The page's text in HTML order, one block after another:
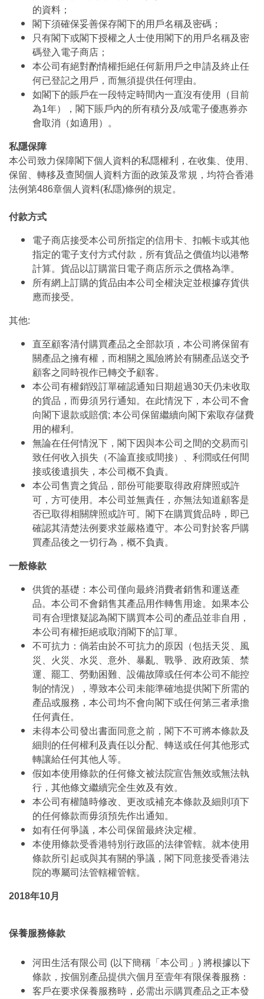
的資料；
閣下須確保妥善保存閣下的用戶名稱及密碼；
只有閣下或閣下授權之人士使用閣下的用戶名稱及密
碼登入電子商店；
本公司有絕對酌情權拒絕任何新用戶之申請及終止任
何已登記之用戶，而無須提供任何理由。
如閣下的賬戶在一段特定時間內一直沒有使用（目前
為1年），閣下賬戶內的所有積分及/或電子優惠券亦
會取消（如適用）。
私隱保障
本公司致力保障閣下個人資料的私隱權利，在收集、使用、
保留、轉移及查閱個人資料方面的政策及常規，均符合香港
法例第486章個人資料(私隱)條例的規定。
付款方式
電子商店接受本公司所指定的信用卡、扣帳卡或其他
指定的電子支付方式付款，所有貨品之價值均以港幣
計算。貨品以訂購當日電子商店所示之價格為準。
所有網上訂購的貨品由本公司全權決定並根據存貨供
應而接受。
其他:
直至顧客清付購買產品之全部款項，本公司將保留有
關產品之擁有權，而相關之風險將於有關產品送交予
顧客之同時視作已轉交予顧客。
本公司有權銷毀訂單確認通知日期超過30天仍未收取
的貨品，而毋須另行通知。在此情況下，本公司不會
向閣下退款或賠償; 本公司保留繼續向閣下索取存儲費
用的權利。
無論在任何情況下，閣下因與本公司之間的交易而引
致任何收入損失（不論直接或間接）、利潤或任何間
接或後遺損失，本公司概不負責。
本公司售賣之貨品，部份可能要取得政府牌照或許
可，方可使用。本公司並無責任，亦無法知道顧客是
否已取得相關牌照或許可。閣下在購買貨品時，即已
確認其清楚法例要求並嚴格遵守。本公司對於客戶購
買產品後之一切行為，概不負責。
一般條款
供貨的基礎：本公司僅向最終消費者銷售和運送產
品。本公司不會銷售其產品用作轉售用途。如果本公
司有合理懷疑認為閣下購買本公司的產品並非自用，
本公司有權拒絕或取消閣下的訂單。
不可抗力：倘若由於不可抗力的原因（包括天災、風
災、火災、水災、意外、暴亂、戰爭、政府政策、禁
運、罷工、勞動困難、設備故障或任何本公司不能控
制的情況），導致本公司未能準確地提供閣下所需的
產品或服務，本公司均不會向閣下或任何第三者承擔
任何責任。
未得本公司發出書面同意之前，閣下不可將本條款及
細則的任何權利及責任以分配、轉送或任何其他形式
轉讓給任何其他人等。
假如本使用條款的任何條文被法院宣告無效或無法執
行，其他條文繼續完全生效及有效。
本公司有權隨時修改、更改或補充本條款及細則項下
的任何條款而毋須預先作出通知。
如有任何爭議，本公司保留最終決定權。
本使用條款受香港特別行政區的法律管轄。就本使用
條款所引起或與其有關的爭議，閣下同意接受香港法
院的專屬司法管轄權管轄。
2018年10月
保養服務條款
河田生活有限公司 (以下簡稱「本公司」) 將根據以下
條款，按個別產品提供六個月至壹年有限保養服務：
客戶在要求保養服務時，必需出示購買產品之正本發